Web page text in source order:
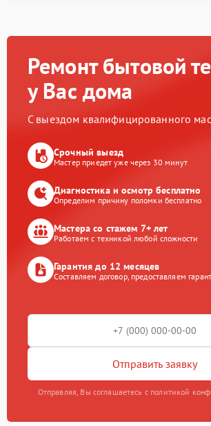
Ремонт бытовой
у Вас дома
С выездом квалифицированного
Срочный выезд
Мастер приедет уже через 30 минут
Диагностика и осмотр бесплатно
Определим причину поломки бесплатно
Мастера со стажем 7+ лет
Работаем с техникой любой сложности
Гарантия до 12 месяцев
Составляем договор, предоставляем
Отправить заявку
Отправляя, Вы соглашаетесь с политикой